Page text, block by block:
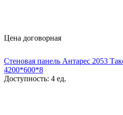
Цена договорная
Стеновая панель Антарес 2053
4200*600*8
Доступность: 4 ед.